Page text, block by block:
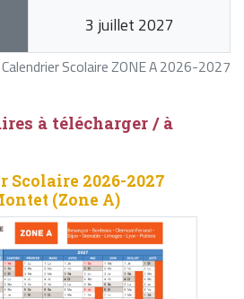
Calendrier Scolaire ZONE A 2026-2027
3 juillet 2027
à télécharger / à
Scolaire 2026-2027
(Zone A)